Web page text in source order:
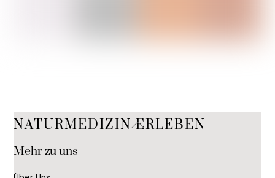
Back
NATURMEDIZIN ERLEBEN
Mehr zu uns